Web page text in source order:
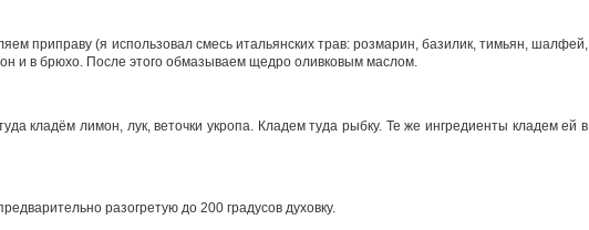
приправу (я использовал смесь итальянских трав: розмарин, базилик, тимьян, шалфей,
и в брюхо. После этого обмазываем щедро оливковым маслом.
кладём лимон, лук, веточки укропа. Кладем туда рыбку. Те же ингредиенты кладем ей в
разогретую до 200 градусов духовку.